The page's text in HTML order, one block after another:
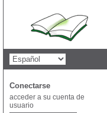
Conectarse
acceder a su cuenta de
usuario